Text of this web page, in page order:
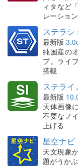
ィタなど
レーション
ステラシ
最新版
純国産の
プ。ライ
搭載
ステライ
最新版
天体画像
不要なノ
上げる
星空ナビ
天文現象
題がうか